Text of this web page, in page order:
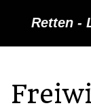
Retten -